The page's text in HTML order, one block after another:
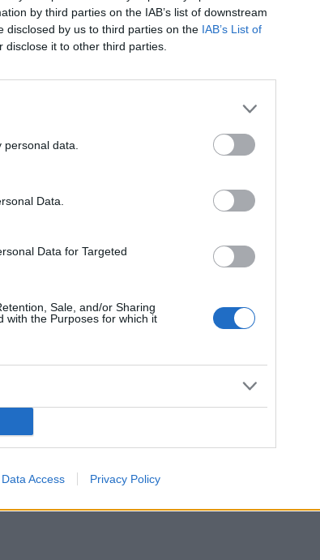
by third parties on the IAB’s list of downstream
disclosed by us to third parties on the IAB’s List of
disclose it to other third parties.
data.
Data.
Data for Targeted
Sale, and/or Sharing
with the Purposes for which it
Data Access Privacy Policy